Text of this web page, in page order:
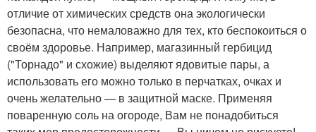
отличие от химических средств она экологически
безопасна, что немаловажно для тех, кто беспокоиться о
своём здоровье. Например, магазинный гербицид
("Торнадо" и схожие) выделяют ядовитые пары, а
использовать его можно только в перчатках, очках и
очень желательно — в защитной маске. Применяя
поваренную соль на огороде, Вам не понадобиться